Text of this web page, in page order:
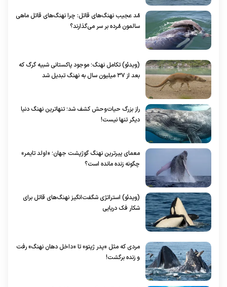
مُد عجیب نهنگ‌های قاتل: چرا نهنگ‌های قاتل ماهی
سالمون مُرده بر سر می‌گذارند؟
(ویدئو) تکامل نهنگ؛ موجود پاکستانی شبیه گرگ که
بعد از ۳۷ میلیون سال به نهنگ تبدیل شد
راز بزرگ حیات‌وحش کشف شد؛ تنهاترین نهنگ دنیا
دیگر تنها نیست!
معمای پیرترین نهنگ گوژپشت جهان؛ «اولد تایمر»
چگونه زنده مانده است؟
(ویدئو) استراتژی شگفت‌انگیز نهنگ‌های قاتل برای
شکار فک دریایی
مردی که مثل «پدر ژپتو» تا «داخل دهان نهنگ» رفت
و زنده برگشت!